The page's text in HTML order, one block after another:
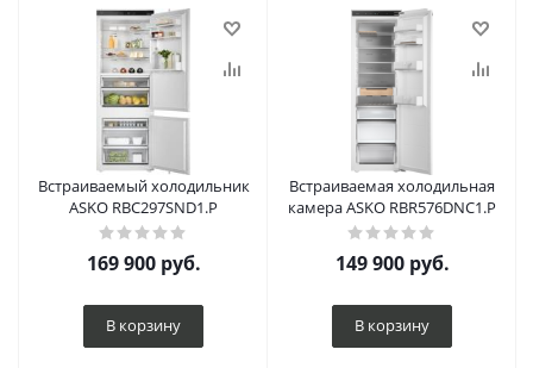
Встраиваемый холодильник
ASKO RBC297SND1.P
169 900руб.
В корзину
Встраиваемая холодильная
камера ASKO RBR576DNC1.P
149 900руб.
В корзину